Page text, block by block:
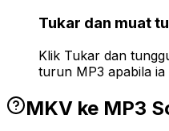
Tukar dan muat
Klik Tukar dan
turun MP3 apabila ia
MKV ke MP3